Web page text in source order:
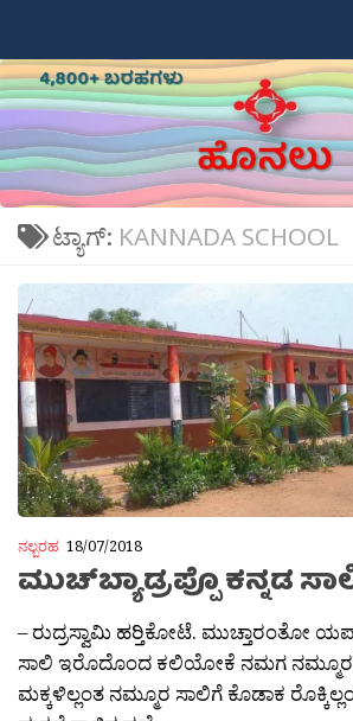
ಟ್ಯಾಗ್: KANNADA SCHOOL
ನಲ್ಬರಹ 18/07/2018
ಮುಚ್‍ಬ್ಯಾಡ್ರಪ್ಪೊ ಕನ್ನಡ
– ರುದ್ರಸ್ವಾಮಿ ಹರ‍್ತಿಕೋಟೆ. ಮುಚ್ತಾರಂತೋ
ಸಾಲಿ ಇರೊದೊಂದ ಕಲಿಯೋಕೆ ನಮಗ ನಮ್ಮೂರ
ಮಕ್ಕಳಿಲ್ಲಂತ ನಮ್ಮೂರ ಸಾಲಿಗೆ ಕೊಡಾಕ